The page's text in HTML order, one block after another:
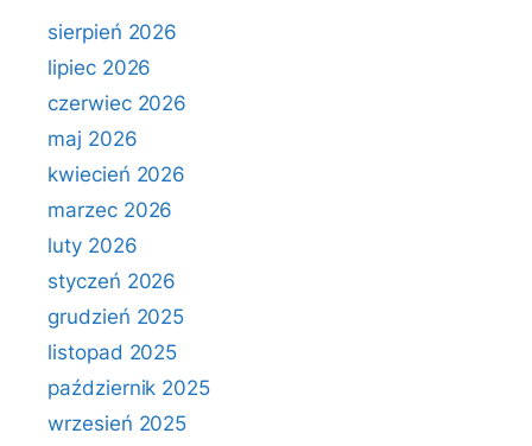
sierpień 2026
lipiec 2026
czerwiec 2026
maj 2026
kwiecień 2026
marzec 2026
luty 2026
styczeń 2026
grudzień 2025
listopad 2025
październik 2025
wrzesień 2025